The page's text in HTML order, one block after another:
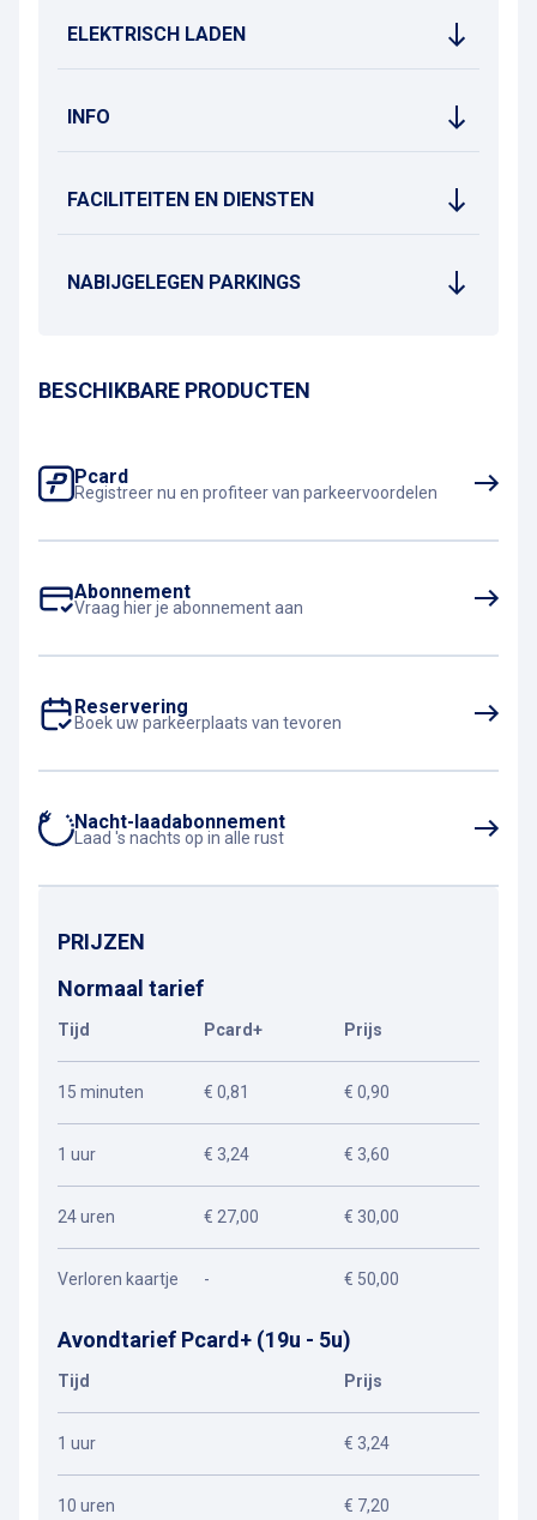
ELEKTRISCH LADEN
INFO
FACILITEITEN EN DIENSTEN
NABIJGELEGEN PARKINGS
BESCHIKBARE PRODUCTEN
Pcard
Registreer nu en profiteer van parkeervoordelen
Abonnement
Vraag hier je abonnement aan
Reservering
Boek uw parkeerplaats van tevoren
Nacht-laadabonnement
Laad 's nachts op in alle rust
PRIJZEN
Normaal tarief
Tijd Pcard+ Prijs
15 minuten € 0,81 € 0,90
1 uur € 3,24 € 3,60
24 uren € 27,00 € 30,00
Verloren kaartje - € 50,00
Avondtarief Pcard+ (19u - 5u)
Tijd Prijs
1 uur € 3,24
10 uren € 7,20